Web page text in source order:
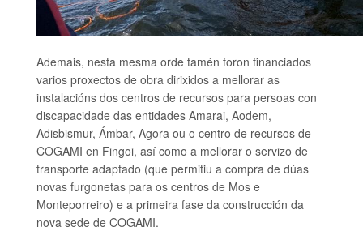
Ademais, nesta mesma orde tamén foron financiados
varios proxectos de obra dirixidos a mellorar as
instalacións dos centros de recursos para persoas con
discapacidade das entidades Amarai, Aodem,
Adisbismur, Ámbar, Agora ou o centro de recursos de
COGAMI en Fingoi, así como a mellorar o servizo de
transporte adaptado (que permitiu a compra de dúas
novas furgonetas para os centros de Mos e
Monteporreiro) e a primeira fase da construcción da
nova sede de COGAMI.